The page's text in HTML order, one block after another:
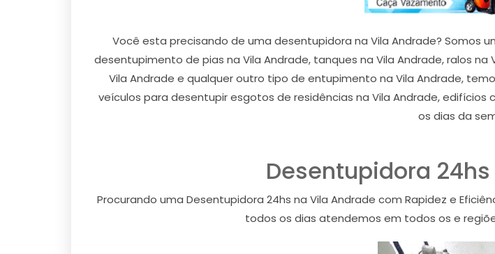
Você esta precisando de uma desentupidora na Vila Andrade? Somos
desentupimento de pias na Vila Andrade, tanques na Vila Andrade, ralos
Vila Andrade e qualquer outro tipo de entupimento na Vila Andrade,
veículos para desentupir esgotos de residências na Vila Andrade, edifícios
os dias da
Desentupidora
Procurando uma Desentupidora 24hs na Vila Andrade com Rapidez e
todos os dias atendemos em todos os e